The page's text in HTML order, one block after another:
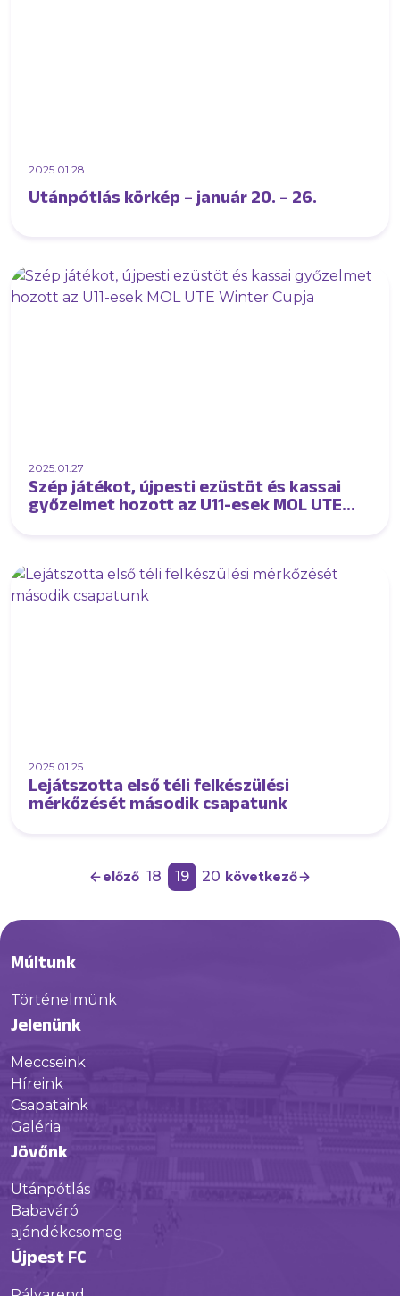
2025.01.28
Utánpótlás körkép – január 20. – 26.
2025.01.27
Szép játékot, újpesti ezüstöt és kassai
győzelmet hozott az U11-esek MOL UTE
2025.01.25
Lejátszotta első téli felkészülési
mérkőzését második csapatunk
előző 18 19 20 következő
Múltunk
Történelmünk
Jelenünk
Meccseink
Híreink
Csapataink
Galéria
Jövőnk
Utánpótlás
Babaváró
ajándékcsomag
Újpest FC